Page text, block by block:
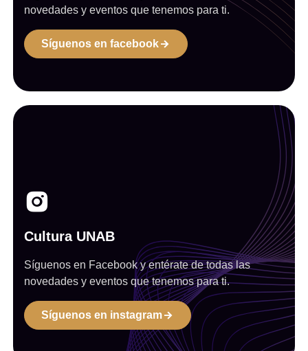
novedades y eventos que tenemos para ti.
Síguenos en facebook
Cultura UNAB
Síguenos en Facebook y entérate de todas las
novedades y eventos que tenemos para ti.
Síguenos en instagram